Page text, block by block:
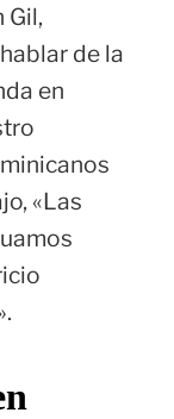
Gil,
de la
en
«Las